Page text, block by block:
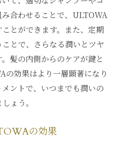
合わせることで、ULTOWA
とができます。また、定期
とで、さらなる潤いとツヤ
髪の内側からのケアが鍵と
の効果はより一層顕著になり
ントで、いつまでも潤いの
ょう。
の効果